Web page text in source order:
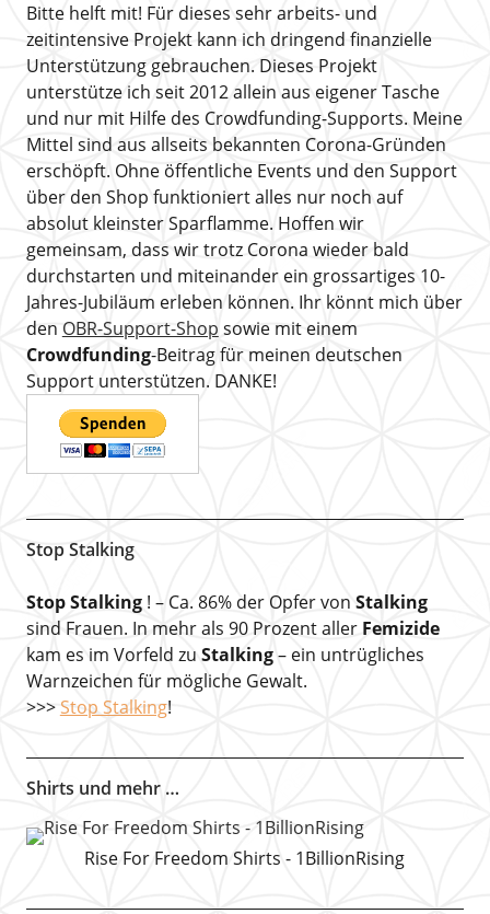
Bitte helft mit! Für dieses sehr arbeits- und
zeitintensive Projekt kann ich dringend finanzielle
Unterstützung gebrauchen. Dieses Projekt
unterstütze ich seit 2012 allein aus eigener Tasche
und nur mit Hilfe des Crowdfunding-Supports. Meine
Mittel sind aus allseits bekannten Corona-Gründen
erschöpft. Ohne öffentliche Events und den Support
über den Shop funktioniert alles nur noch auf
absolut kleinster Sparflamme. Hoffen wir
gemeinsam, dass wir trotz Corona wieder bald
durchstarten und miteinander ein grossartiges 10-
Jahres-Jubiläum erleben können. Ihr könnt mich über
den OBR-Support-Shop sowie mit einem
Crowdfunding-Beitrag für meinen deutschen
Support unterstützen. DANKE!
Stop Stalking
Stop Stalking! – Ca. 86% der Opfer von Stalking
sind Frauen. In mehr als 90 Prozent aller Femizide
kam es im Vorfeld zu Stalking– ein untrügliches
Warnzeichen für mögliche Gewalt.
>>> Stop Stalking!
Shirts und mehr …
Rise For Freedom Shirts - 1BillionRising